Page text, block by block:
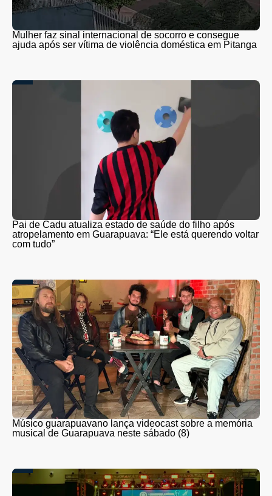
Mulher faz sinal internacional de socorro e consegue
ajuda após ser vítima de violência doméstica em Pitanga
Pai de Cadu atualiza estado de saúde do filho após
atropelamento em Guarapuava: “Ele está querendo voltar
com tudo”
Músico guarapuavano lança videocast sobre a memória
musical de Guarapuava neste sábado (8)